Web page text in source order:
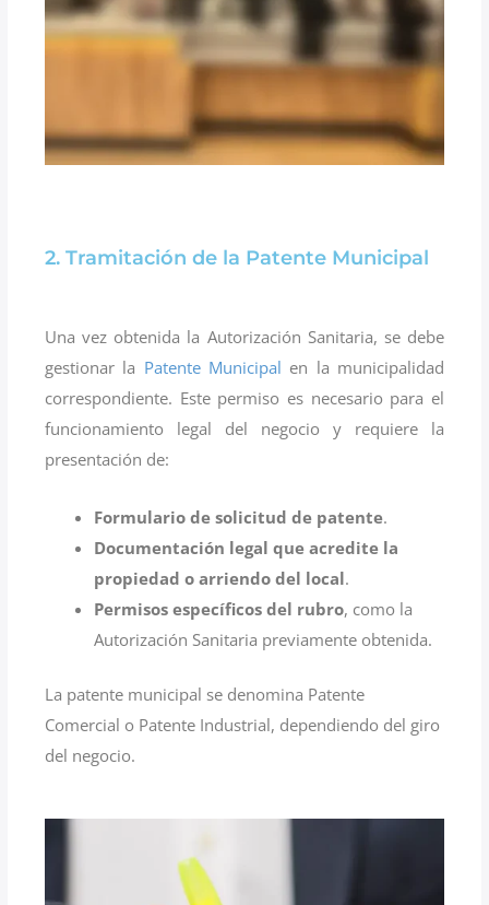
2. Tramitación de la Patente Municipal
Una vez obtenida la Autorización Sanitaria, se debe
gestionar la Patente Municipal en la municipalidad
correspondiente. Este permiso es necesario para el
funcionamiento legal del negocio y requiere la
presentación de:
Formulario de solicitud de patente.
Documentación legal que acredite la
propiedad o arriendo del local.
Permisos específicos del rubro, como la
Autorización Sanitaria previamente obtenida.
La patente municipal se denomina Patente
Comercial o Patente Industrial, dependiendo del giro
del negocio.